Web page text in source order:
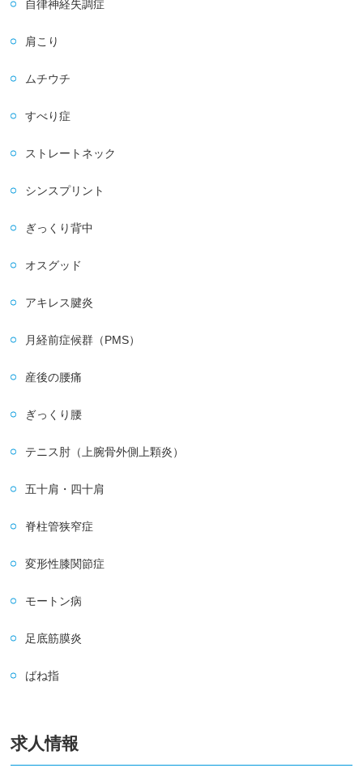
自律神経失調症
肩こり
ムチウチ
すべり症
ストレートネック
シンスプリント
ぎっくり背中
オスグッド
アキレス腱炎
月経前症候群（PMS）
産後の腰痛
ぎっくり腰
テニス肘（上腕骨外側上顆炎）
五十肩・四十肩
脊柱管狭窄症
変形性膝関節症
モートン病
足底筋膜炎
ばね指
求人情報